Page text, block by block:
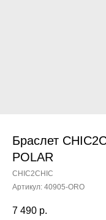
Браслет
POLAR
CHIC2CHIC
Артикул: 40905-ORO
7 490 р.